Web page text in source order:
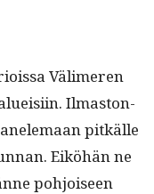
Välimeren
Ilmas­ton­
pitkälle
Eiköhän ne
pohjoiseen